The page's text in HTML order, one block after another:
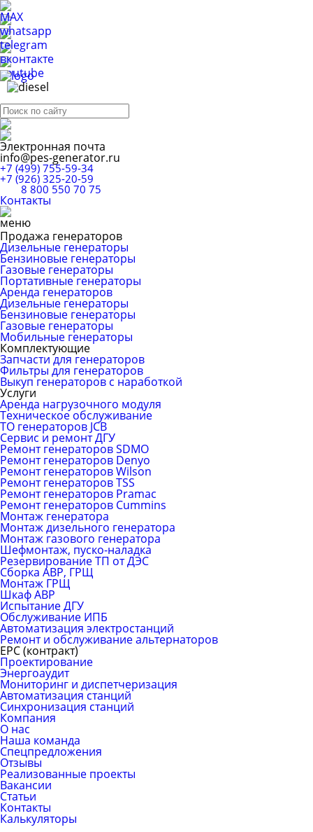
Электронная почта
info@pes-generator.ru
+7 (499) 755-59-34
+7 (926) 325-20-59
8 800 550 70 75
Контакты
Продажа генераторов
Дизельные генераторы
Бензиновые генераторы
Газовые генераторы
Портативные генераторы
Аренда генераторов
Дизельные генераторы
Бензиновые генераторы
Газовые генераторы
Мобильные генераторы
Комплектующие
Запчасти для генераторов
Фильтры для генераторов
Выкуп генераторов с наработкой
Услуги
Аренда нагрузочного модуля
Техническое обслуживание
ТО генераторов JCB
Сервис и ремонт ДГУ
Ремонт генераторов SDMO
Ремонт генераторов Denyo
Ремонт генераторов Wilson
Ремонт генераторов TSS
Ремонт генераторов Pramac
Ремонт генераторов Сummins
Монтаж генератора
Монтаж дизельного генератора
Монтаж газового генератора
Шефмонтаж, пуско-наладка
Резервирование ТП от ДЭС
Сборка АВР, ГРЩ
Монтаж ГРЩ
Шкаф АВР
Испытание ДГУ
Обслуживание ИПБ
Автоматизация электростанций
Ремонт и обслуживание альтернаторов
ЕРС (контракт)
Проектирование
Энергоаудит
Мониторинг и диспетчеризация
Автоматизация станций
Синхронизация станций
Компания
О нас
Наша команда
Спецпредложения
Отзывы
Реализованные проекты
Вакансии
Статьи
Контакты
Калькуляторы